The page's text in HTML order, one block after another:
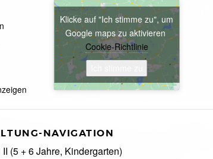
Klicke auf "Ich stimme zu", um
Google maps zu aktivieren
Cookie-Richtlinie
NAVIGATION
(5 + 6 Jahre, Kindergarten)